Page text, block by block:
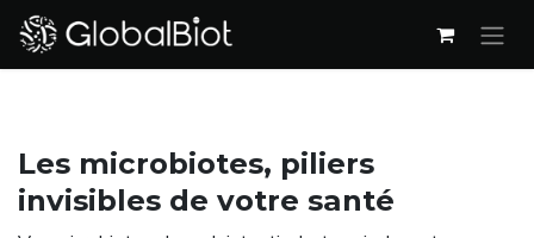
Se rendre au contenu
Les microbiotes, piliers
invisibles de votre santé